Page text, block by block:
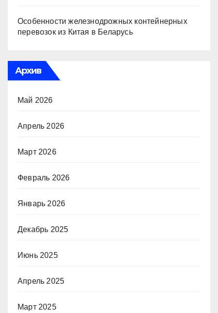
Особенности железнодрожных контейнерных
перевозок из Китая в Беларусь
Архив
Май 2026
Апрель 2026
Март 2026
Февраль 2026
Январь 2026
Декабрь 2025
Июнь 2025
Апрель 2025
Март 2025